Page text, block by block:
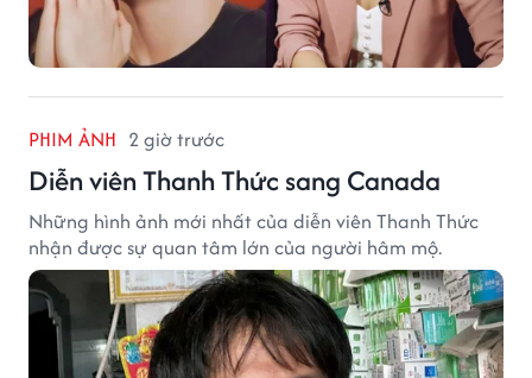
PHIM ẢNH 2 giờ trước
Diễn viên Thanh Thức sang Canada
Những hình ảnh mới nhất của diễn viên Thanh Thức
nhận được sự quan tâm lớn của người hâm mộ.